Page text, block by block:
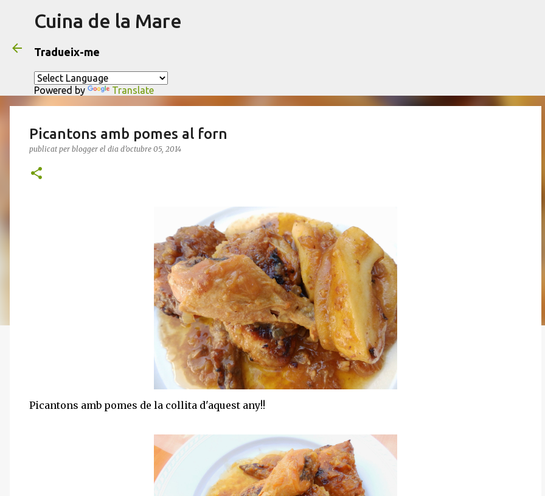
Cuina de la Mare
Tradueix-me
Powered by Translate
Picantons amb pomes al forn
publicat per blogger el dia d’octubre 05, 2014
Picantons amb pomes de la collita d'aquest any!!